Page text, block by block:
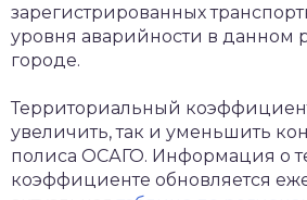
зарегистрированных
уровня аварийности в данном
городе.
Территориальный
увеличить, так и уменьшить
полиса ОСАГО. Информация о
коэффициенте обновляется